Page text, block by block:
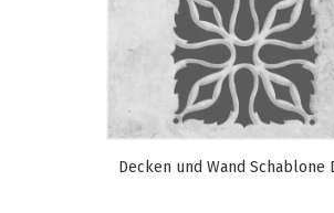
Decken und Wand Schablone